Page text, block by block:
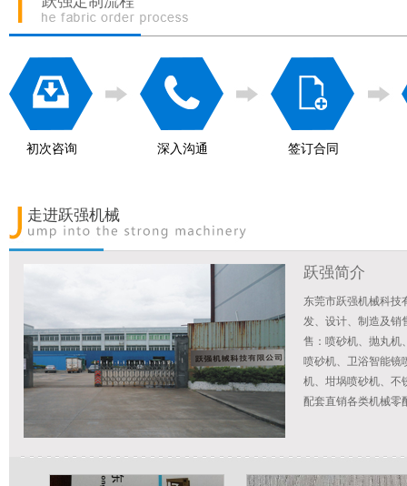
初次咨询 深入沟通 签订合同
走进跃强机械
跃强简介
东莞市跃强机械科技
发、设计、制造及
售：喷砂机、抛丸机
喷砂机、卫浴智能镜
机、坩埚喷砂机、不
配套直销各类机械
实专业的喷砂机、